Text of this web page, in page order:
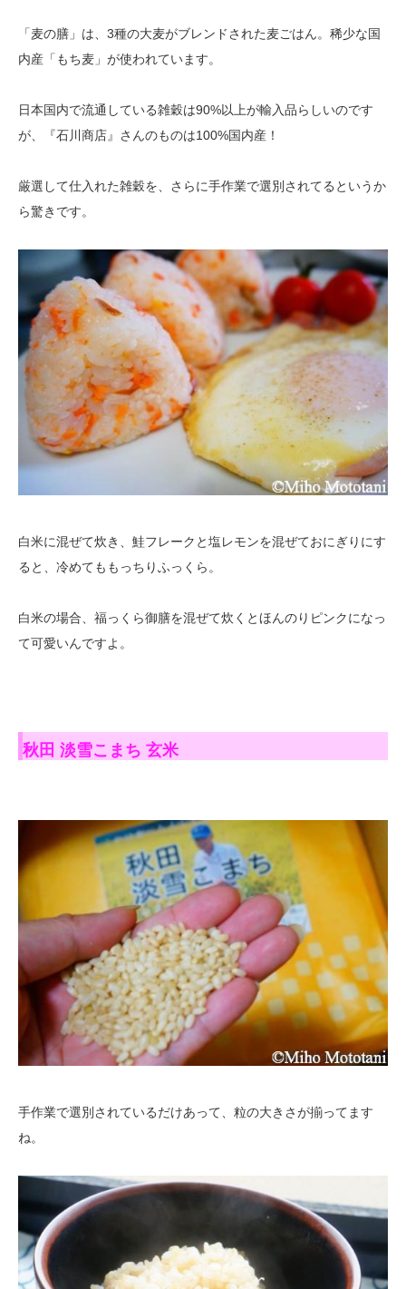
「麦の膳」は、3種の大麦がブレンドされた麦ごはん。稀少な国
内産「もち麦」が使われています。
日本国内で流通している雑穀は90%以上が輸入品らしいのです
が、『石川商店』さんのものは100%国内産！
厳選して仕入れた雑穀を、さらに手作業で選別されてるというか
ら驚きです。
白米に混ぜて炊き、鮭フレークと塩レモンを混ぜておにぎりにす
ると、冷めてももっちりふっくら。
白米の場合、福っくら御膳を混ぜて炊くとほんのりピンクになっ
て可愛いんですよ。
秋田 淡雪こまち 玄米
手作業で選別されているだけあって、粒の大きさが揃ってます
ね。